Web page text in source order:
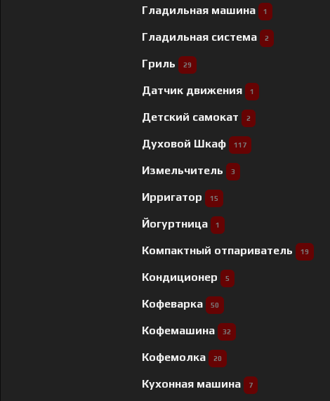
Гладильная машина 1
Гладильная система 2
Гриль 29
Датчик движения 1
Детский самокат 2
Духовой Шкаф 117
Измельчитель 3
Ирригатор 15
Йогуртница 1
Компактный отпариватель 19
Кондиционер 5
Кофеварка 50
Кофемашина 32
Кофемолка 20
Кухонная машина 7